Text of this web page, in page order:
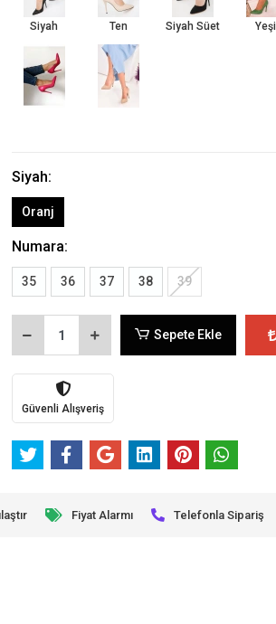
Siyah Ten Siyah Süet Yeşil
Siyah:
Oranj
Numara:
35 36 37 38 39
Sepete Ekle
Güvenli Alışveriş
Fiyat Alarmı Telefonla Sipariş